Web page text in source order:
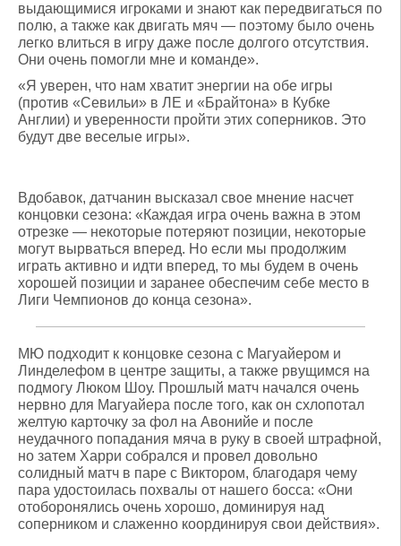
выдающимися игроками и знают как передвигаться по
полю, а также как двигать мяч — поэтому было очень
легко влиться в игру даже после долгого отсутствия.
Они очень помогли мне и команде».
«Я уверен, что нам хватит энергии на обе игры
(против «Севильи» в ЛЕ и «Брайтона» в Кубке
Англии) и уверенности пройти этих соперников. Это
будут две веселые игры».
Вдобавок, датчанин высказал свое мнение насчет
концовки сезона: «Каждая игра очень важна в этом
отрезке — некоторые потеряют позиции, некоторые
могут вырваться вперед. Но если мы продолжим
играть активно и идти вперед, то мы будем в очень
хорошей позиции и заранее обеспечим себе место в
Лиги Чемпионов до конца сезона».
МЮ подходит к концовке сезона с Магуайером и
Линделефом в центре защиты, а также рвущимся на
подмогу Люком Шоу. Прошлый матч начался очень
нервно для Магуайера после того, как он схлопотал
желтую карточку за фол на Авонийе и после
неудачного попадания мяча в руку в своей штрафной,
но затем Харри собрался и провел довольно
солидный матч в паре с Виктором, благодаря чему
пара удостоилась похвалы от нашего босса: «Они
отоборонялись очень хорошо, доминируя над
соперником и слаженно координируя свои действия».